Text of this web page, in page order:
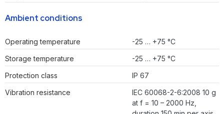
Ambient conditions
Operating temperature
-25 … +75 °C
Storage temperature
-25 … +75 °C
Protection class
IP 67
Vibration resistance
IEC 60068-2-6:2008 10 g
at f = 10 – 2000 Hz,